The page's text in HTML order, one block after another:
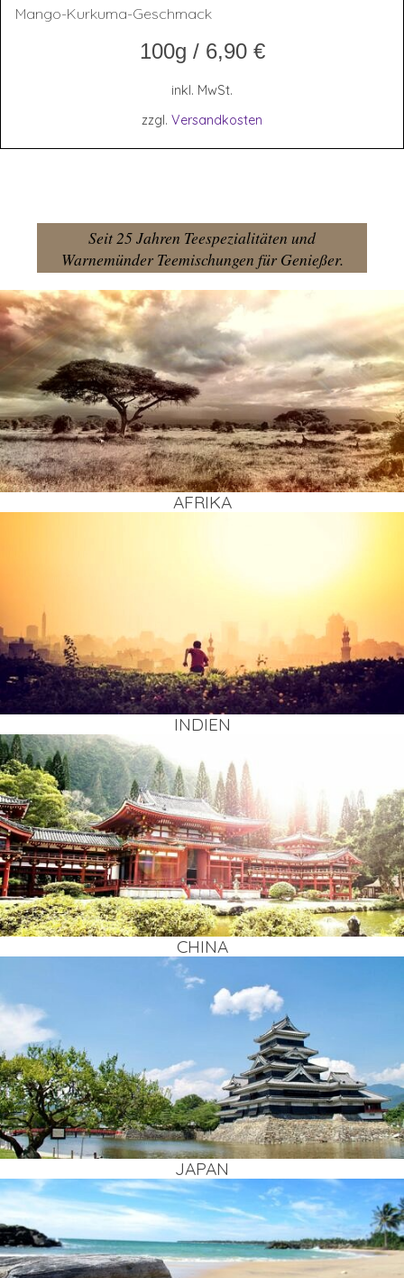
Mango-Kurkuma-Geschmack
100g / 6,90 €
inkl. MwSt.
zzgl. Versandkosten
Seit 25 Jahren Teespezialitäten und
Warnemünder Teemischungen für Genießer.
AFRI­KA
INDI­EN
CHI­NA
JAPAN